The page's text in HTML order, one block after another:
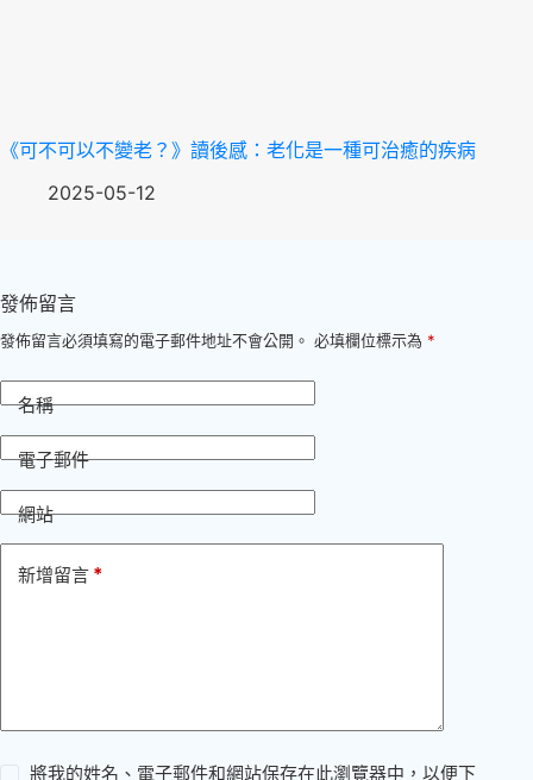
《可不可以不變老？》讀後感：老化是一種可治癒的疾病
2025-05-12
發佈留言
發佈留言必須填寫的電子郵件地址不會公開。 必填欄位標示為 *
名稱
電子郵件
網站
新增留言 *
將我的姓名、電子郵件和網站保存在此瀏覽器中，以便下